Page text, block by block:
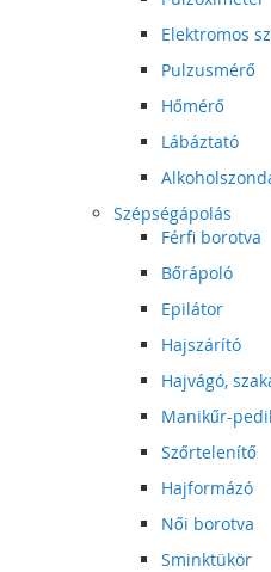
Elektromos
Pulzusmérő
Hőmérő
Lábáztató
Szépségápolás
Férfi borotva
Bőrápoló
Epilátor
Hajszárító
Hajvágó,
Manikűr-
Szőrtelenítő
Hajformázó
Női borotva
Sminktükör